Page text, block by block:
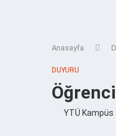
Anasayfa
DUYURU
YTÜ Kampüs